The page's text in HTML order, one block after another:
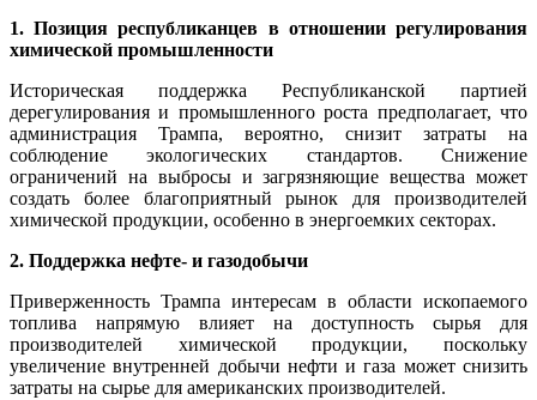
1. Позиция республиканцев в отношении регулирования
химической промышленности
Историческая поддержка Республиканской партией
дерегулирования и промышленного роста предполагает, что
администрация Трампа, вероятно, снизит затраты на
соблюдение экологических стандартов. Снижение
ограничений на выбросы и загрязняющие вещества может
создать более благоприятный рынок для производителей
химической продукции, особенно в энергоемких секторах.
2. Поддержка нефте- и газодобычи
Приверженность Трампа интересам в области ископаемого
топлива напрямую влияет на доступность сырья для
производителей химической продукции, поскольку
увеличение внутренней добычи нефти и газа может снизить
затраты на сырье для американских производителей.